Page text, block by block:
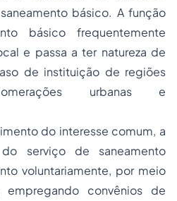
básico. A função
básico frequentemente
e passa a ter natureza de
de instituição de regiões
urbanas e
do interesse comum, a
serviço de saneamento
voluntariamente, por meio
convênios de